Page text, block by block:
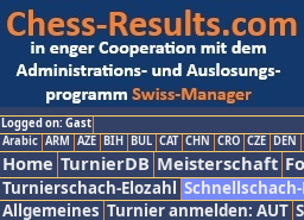
Logged on: Gast
Arabic ARM AZE BIH BUL CAT CHN CRO CZE DEN
Home TurnierDB Meisterschaft
Turnierschach-Elozahl
Allgemeines Turnier anmelden: AUT